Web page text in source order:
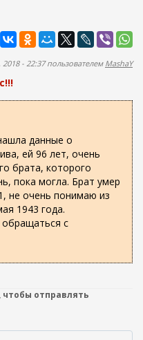
- 22:37 пользователем MashaY
данные о
ей 96 лет, очень
брата, которого
пока могла. Брат умер
не очень понимаю из
1943 года.
с
, чтобы отправлять